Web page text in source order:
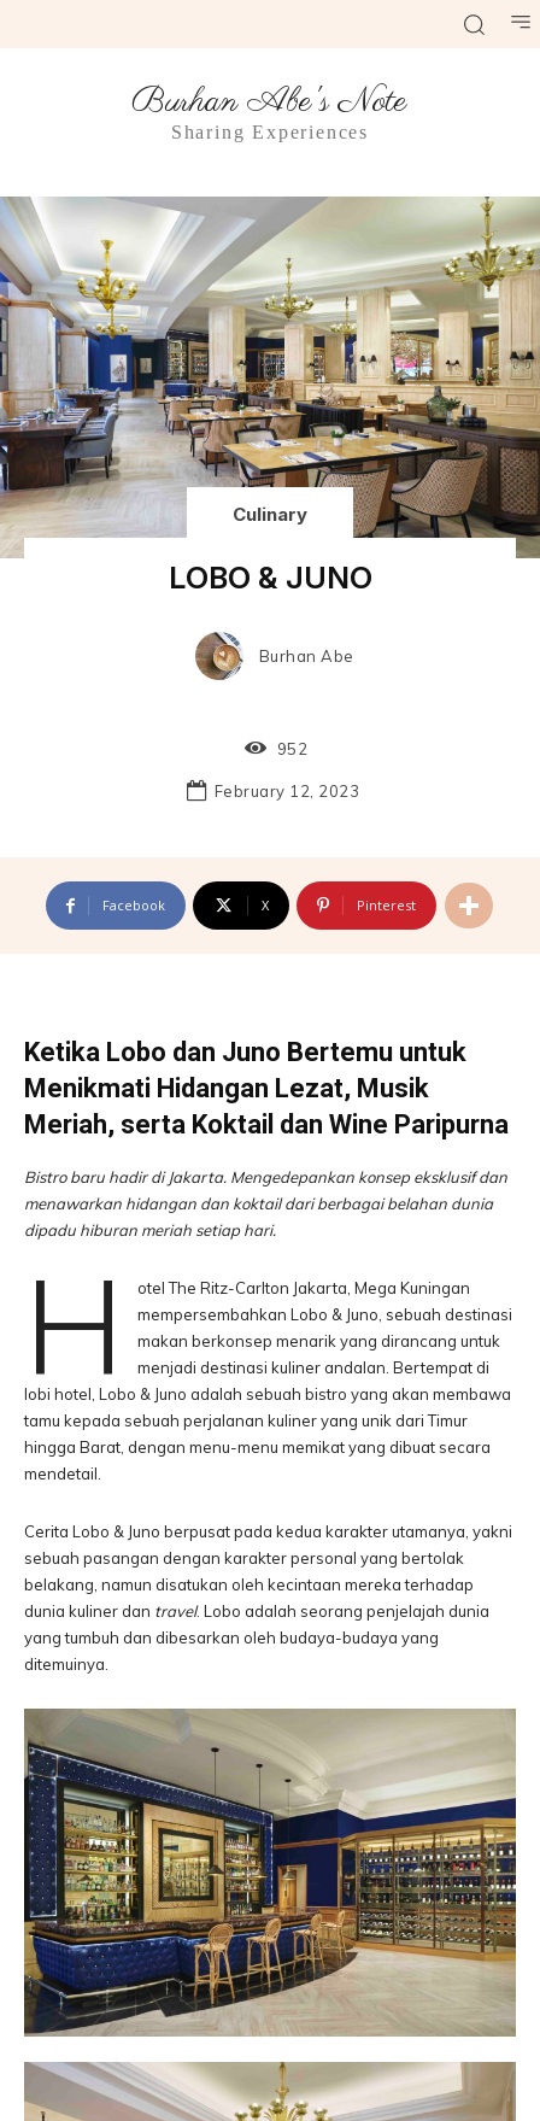
Burhan Abe's Note
Sharing Experiences
Culinary
LOBO & JUNO
Burhan Abe
952
February 12, 2023
Facebook X Pinterest
Ketika Lobo dan Juno Bertemu untuk
Menikmati Hidangan Lezat, Musik
Meriah, serta Koktail dan Wine Paripurna
Bistro baru hadir di Jakarta. Mengedepankan konsep eksklusif dan
menawarkan hidangan dan koktail dari berbagai belahan dunia
dipadu hiburan meriah setiap hari.
H
otel The Ritz-Carlton Jakarta, Mega Kuningan
mempersembahkan Lobo & Juno, sebuah destinasi
makan berkonsep menarik yang dirancang untuk
menjadi destinasi kuliner andalan. Bertempat di
lobi hotel, Lobo & Juno adalah sebuah bistro yang akan membawa
tamu kepada sebuah perjalanan kuliner yang unik dari Timur
hingga Barat, dengan menu-menu memikat yang dibuat secara
mendetail.
Cerita Lobo & Juno berpusat pada kedua karakter utamanya, yakni
sebuah pasangan dengan karakter personal yang bertolak
belakang, namun disatukan oleh kecintaan mereka terhadap
dunia kuliner dan travel. Lobo adalah seorang penjelajah dunia
yang tumbuh dan dibesarkan oleh budaya-budaya yang
ditemuinya.